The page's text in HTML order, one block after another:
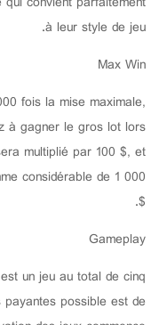
à leur style de jeu.
Max Win
fois la mise maximale,
à gagner le gros lot lors
multiplié par 100 $, et
considérable de 1 000
$.
Gameplay
un jeu au total de cinq
possible est de